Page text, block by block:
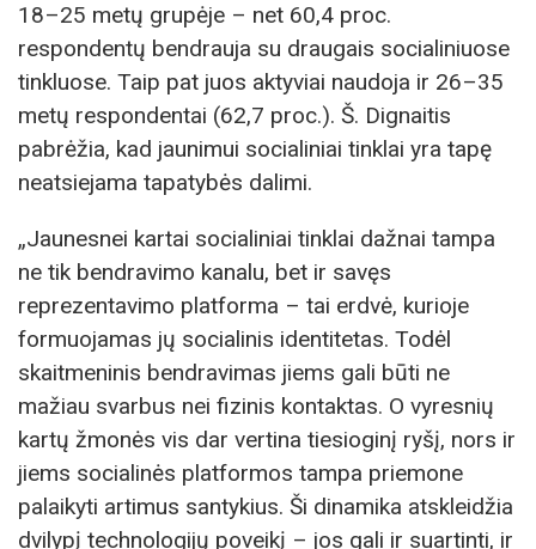
18–25 metų grupėje – net 60,4 proc.
respondentų bendrauja su draugais socialiniuose
tinkluose. Taip pat juos aktyviai naudoja ir 26–35
metų respondentai (62,7 proc.). Š. Dignaitis
pabrėžia, kad jaunimui socialiniai tinklai yra tapę
neatsiejama tapatybės dalimi.
„Jaunesnei kartai socialiniai tinklai dažnai tampa
ne tik bendravimo kanalu, bet ir savęs
reprezentavimo platforma – tai erdvė, kurioje
formuojamas jų socialinis identitetas. Todėl
skaitmeninis bendravimas jiems gali būti ne
mažiau svarbus nei fizinis kontaktas. O vyresnių
kartų žmonės vis dar vertina tiesioginį ryšį, nors ir
jiems socialinės platformos tampa priemone
palaikyti artimus santykius. Ši dinamika atskleidžia
dvilypį technologijų poveikį – jos gali ir suartinti, ir